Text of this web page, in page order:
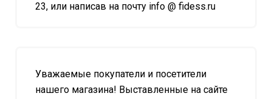
23, или написав на почту info @ fidess.ru
Уважаемые покупатели и посетители
нашего магазина! Выставленные на сайте